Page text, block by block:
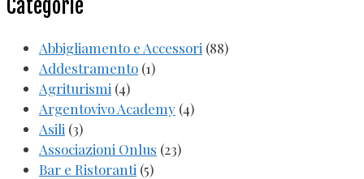
Categorie
Abbigliamento e Accessori (88)
Addestramento (1)
Agriturismi (4)
Argentovivo Academy (4)
Asili (3)
Associazioni Onlus (23)
Bar e Ristoranti (5)